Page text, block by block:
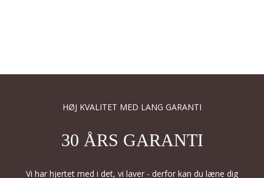
HØJ KVALITET MED LANG GARANTI
30 ÅRS GARANTI
Vi har hjertet med i det, vi laver - derfor kan du læne dig